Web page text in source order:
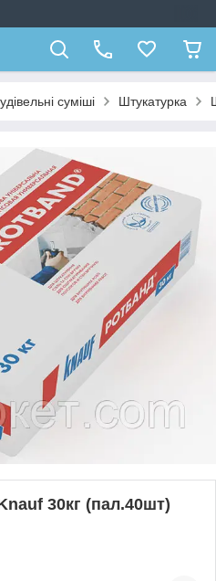
суміші Штукатурка
30кг (пал.40шт)